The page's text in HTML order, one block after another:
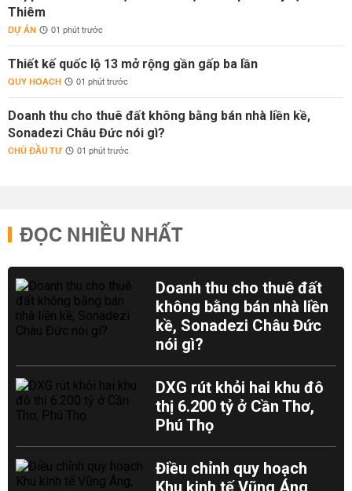
Thiêm
DỰ ÁN 01 phút trước
Thiết kế quốc lộ 13 mở rộng gần gấp ba lần
QUY HOẠCH 01 phút trước
Doanh thu cho thuê đất không bằng bán nhà liền kề,
Sonadezi Châu Đức nói gì?
CHỦ ĐẦU TƯ 01 phút trước
ĐỌC NHIỀU NHẤT
Doanh thu cho thuê đất
không bằng bán nhà liền
kề, Sonadezi Châu Đức
nói gì?
DXG rút khỏi hai khu đô
thị 6.200 tỷ ở Cần Thơ,
Phú Thọ
Điều chỉnh quy hoạch
Khu kinh tế Vũng Áng,